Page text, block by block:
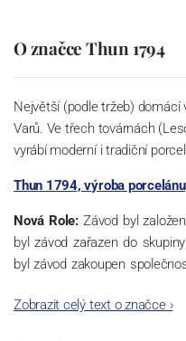
O značce Thun 1794
Největší (podle tržeb) domácí
Varů. Ve třech továrnách
vyrábí moderní i tradiční
Thun 1794, výroba
Nová Role: Závod byl
byl závod zařazen do
byl závod zakoupen
společnosti a v jejím areálu
Zobrazit celý text o značce›